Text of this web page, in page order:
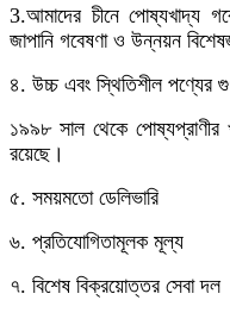
3.আমাদের চীনে পোষ্যখাদ্য
জাপানি গবেষণা ও উন্নয়ন
৪. উচ্চ এবং স্থিতিশীল পণ্যের
১৯৯৮ সাল থেকে পোষ্যপ্রাণীর
রয়েছে।
৫. সময়মতো ডেলিভারি
৬. প্রতিযোগিতামূলক মূল্য
৭. বিশেষ বিক্রয়োত্তর সেবা দল